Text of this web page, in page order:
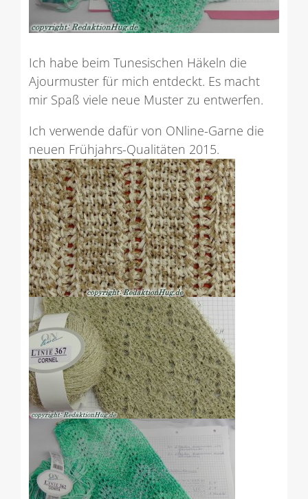
Ich habe beim Tunesischen Häkeln die
Ajourmuster für mich entdeckt. Es macht
mir Spaß viele neue Muster zu entwerfen.
Ich verwende dafür von ONline-Garne die
neuen Frühjahrs-Qualitäten 2015.